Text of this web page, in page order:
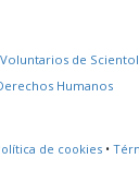
de
Humanos
de cookies •